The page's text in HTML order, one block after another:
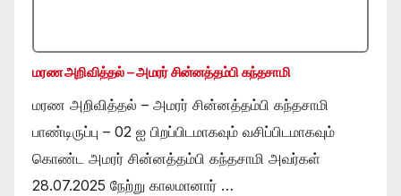
மரண அறிவித்தல் – அமரர் சின்னத்தம்பி கந்தசாமி
மரண அறிவித்தல் – அமரர் சின்னத்தம்பி கந்தசாமி
பாண்டிருப்பு – 02 ஐ பிறப்பிடமாகவும் வசிப்பிடமாகவும்
கொண்ட அமரர் சின்னத்தம்பி கந்தசாமி அவர்கள்
28.07.2025 நேற்று காலமானார் …